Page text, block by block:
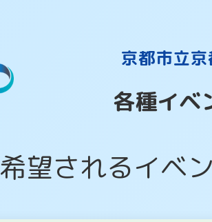
京都市立
各種イベ
希望されるイベ